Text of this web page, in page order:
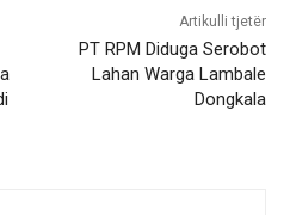
Artikulli tjetër
PT RPM Diduga Serobot
Lahan Warga Lambale
Dongkala